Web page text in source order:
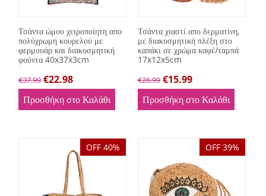
Τσάντα ώμου χειροποίητη απο
πολύχρωμη κουρελού με
φερμουάρ και διακοσμητική
φούντα 40x37x3cm
€37.99 €22.98
Προσθήκη στο Καλάθι
Τσάντα χιαστί απο δερματίνη,
με διακοσμητική πλέξη στο
καπάκι σε χρώμα καφέ/ταμπά
17x12x5cm
€26.99 €15.99
Προσθήκη στο Καλάθι
OFF 40% OFF 39%